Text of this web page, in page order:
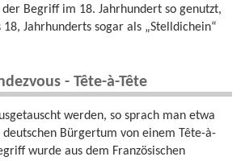
Begriff im 18. Jahrhundert so genutzt,
18, Jahrhunderts sogar als „Stelldichein“
- Tête-à-Tête
werden, so sprach man etwa
Bürgertum von einem Tête-à-
wurde aus dem Französischen